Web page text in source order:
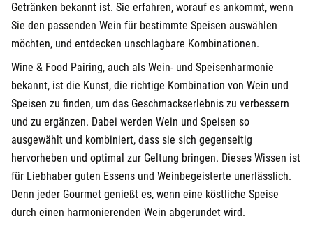
Getränken bekannt ist. Sie erfahren, worauf es ankommt, wenn
Sie den passenden Wein für bestimmte Speisen auswählen
möchten, und entdecken unschlagbare Kombinationen.
Wine & Food Pairing, auch als Wein- und Speisenharmonie
bekannt, ist die Kunst, die richtige Kombination von Wein und
Speisen zu finden, um das Geschmackserlebnis zu verbessern
und zu ergänzen. Dabei werden Wein und Speisen so
ausgewählt und kombiniert, dass sie sich gegenseitig
hervorheben und optimal zur Geltung bringen. Dieses Wissen ist
für Liebhaber guten Essens und Weinbegeisterte unerlässlich.
Denn jeder Gourmet genießt es, wenn eine köstliche Speise
durch einen harmonierenden Wein abgerundet wird.